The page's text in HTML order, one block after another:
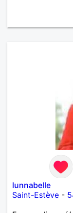
lunnabelle
Saint-Estève -